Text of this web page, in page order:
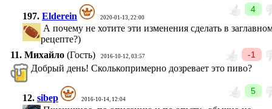
4
197. Elderein 2020-01-13, 22:00
А почему не хотите эти изменения сделать в
рецепте?)
-1
11. Михайло (Гость) 2016-10-12, 03:57
Добрый день! Сколькопримерно дозревает это пиво?
5
12. sibep 2016-10-14, 12:04